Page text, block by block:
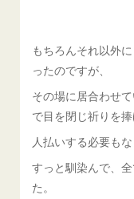
もちろんそれ以外
ったのですが、
その場に居合わせ
で目を閉じ祈りを
人払いする必要も
すっと馴染んで、
た。